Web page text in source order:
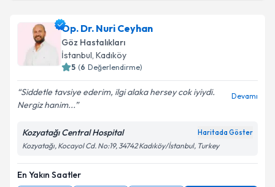
Op. Dr. Nuri Ceyhan
Göz Hastalıkları
İstanbul, Kadıköy
5 (6 Değerlendirme)
Siddetle tavsiye ederim, ilgi alaka hersey cok iyiydi.
Nergiz hanim...
Devamı
Kozyatağı Central Hospital Haritada Göster
Kozyatağı, Kocayol Cd. No:19, 34742 Kadıköy/İstanbul, Turkey
En Yakın Saatler